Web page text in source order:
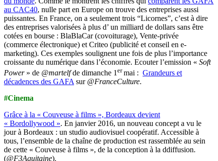
au CAC40, nulle part en Europe on trouve des entreprises aussi
puissantes. En France, on a seulement trois “Licornes”, c’est à dire
des entreprises valorisées à plus d’ un milliard de dollars sans être
cotées en bourse : BlaBlaCar (covoiturage), Vente-privée
(commerce électronique) et Criteo (publicité et conseil en e-
marketing). Ces exemples soulignent une fois de plus l’importance
croissante du numérique dans l’économie. Ecouter l’emission « Soft
Power» de @martelfde dimanche 1 ermai : Grandeurs et
décadences des GAFA sur @FranceCulture.
#Cinema
Grâce à la « Couveuse à films », Bordeaux devient
« Bordollywood ». En janvier 2016, un nouveau concept a vu le
jour à Bordeaux : un studio audiovisuel coopératif. Accessible à
tous, l’ensemble de la chaîne de production est rassemblée au sein
de cette « Couveuse à films », de la conception à la ddiffusion.
(@F3Aquitaine).